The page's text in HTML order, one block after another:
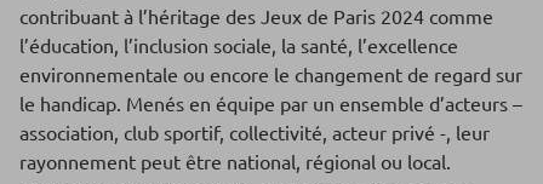
contribuant à l’héritage des Jeux de Paris 2024 comme
l’éducation, l’inclusion sociale, la santé, l’excellence
environnementale ou encore le changement de regard sur
le handicap. Menés en équipe par un ensemble d’acteurs –
association, club sportif, collectivité, acteur privé -, leur
rayonnement peut être national, régional ou local.